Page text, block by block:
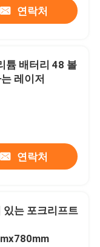
연락처
튬 배터리 48 볼
레이저
연락처
있는 포크리프트